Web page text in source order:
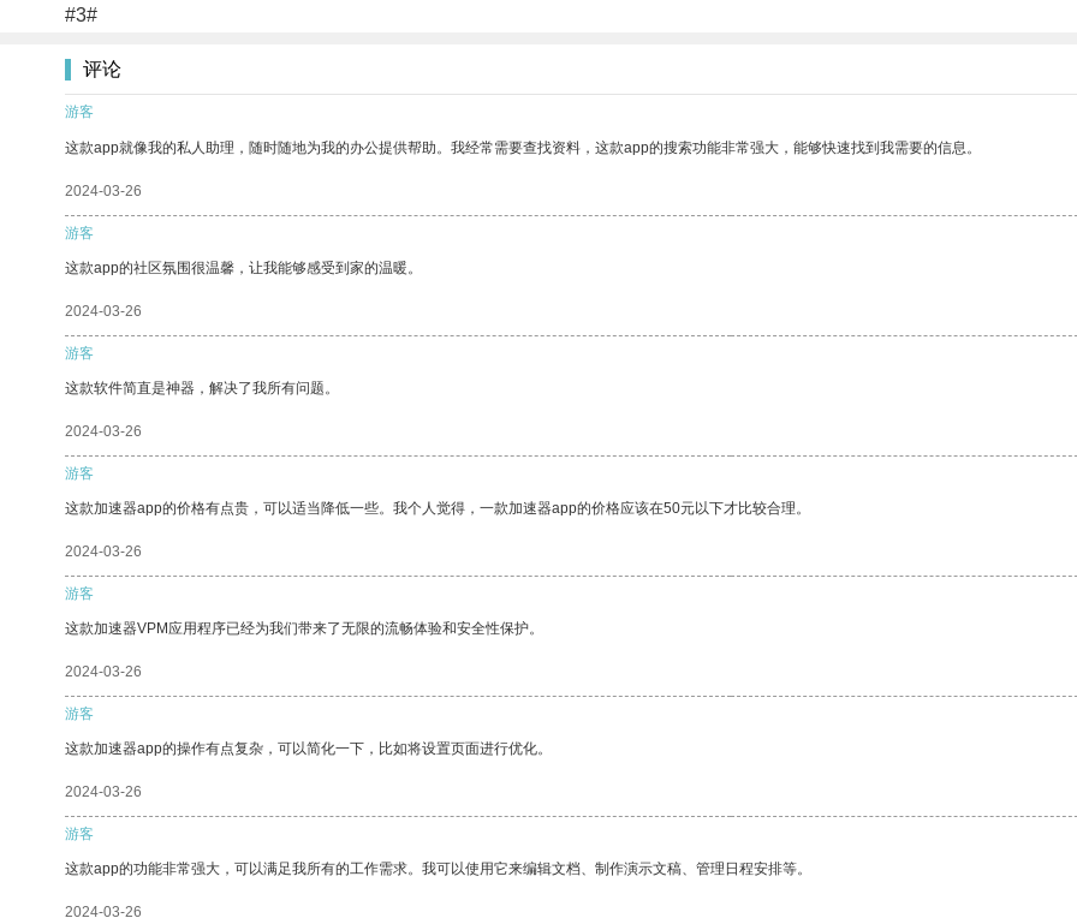
#3#
评论
游客
这款app就像我的私人助理，随时随地为我的办公提供帮助。我经常需要查找资料，这款app的搜索功能非常强大，能够快速找到我需要的信息。
2024-03-26
游客
这款app的社区氛围很温馨，让我能够感受到家的温暖。
2024-03-26
游客
这款软件简直是神器，解决了我所有问题。
2024-03-26
游客
这款加速器app的价格有点贵，可以适当降低一些。我个人觉得，一款加速器app的价格应该在50元以下才比较合理。
2024-03-26
游客
这款加速器VPM应用程序已经为我们带来了无限的流畅体验和安全性保护。
2024-03-26
游客
这款加速器app的操作有点复杂，可以简化一下，比如将设置页面进行优化。
2024-03-26
游客
这款app的功能非常强大，可以满足我所有的工作需求。我可以使用它来编辑文档、制作演示文稿、管理日程安排等。
2024-03-26